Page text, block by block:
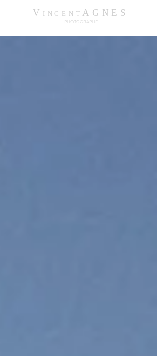
V INCENTAGNES
PHOTOGRAPHE